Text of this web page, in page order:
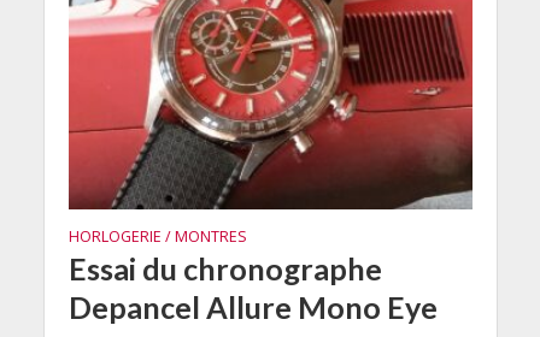
HORLOGERIE / MONTRES
Essai du chronographe
Depancel Allure Mono Eye